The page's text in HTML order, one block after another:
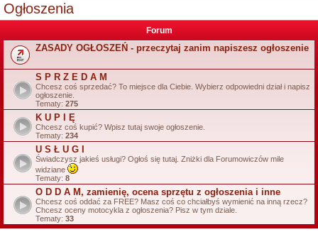
Ogłoszenia
Forum
ZASADY OGŁOSZEŃ - przeczytaj zanim napiszesz ogłoszenie
S P R Z E D A M
Chcesz coś sprzedać? To miejsce dla Ciebie. Wybierz odpowiedni dział i napisz
ogłoszenie.
Tematy: 275
K U P I Ę
Chcesz coś kupić? Wpisz tutaj swoje ogłoszenie.
Tematy: 234
U S Ł U G I
Świadczysz jakieś usługi? Ogłoś się tutaj. Zniżki dla Forumowiczów mile
widziane
Tematy: 8
O D D A M, zamienię, ocena sprzętu z ogłoszenia i inne
Chcesz coś oddać za FREE? Masz coś co chciałbyś wymienić na inną rzecz?
Chcesz oceny motocykla z ogłoszenia? Pisz w tym dziale.
Tematy: 33